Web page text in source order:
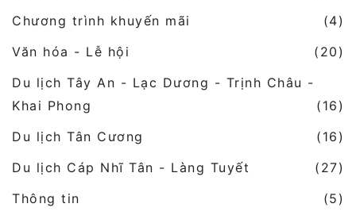
Chương trình khuyến mãi
(4)
Văn hóa - Lễ hội
(20)
Du lịch Tây An - Lạc Dương - Trịnh Châu -
Khai Phong
(16)
Du lịch Tân Cương
(16)
Du lịch Cáp Nhĩ Tân - Làng Tuyết
(27)
Thông tin
(5)